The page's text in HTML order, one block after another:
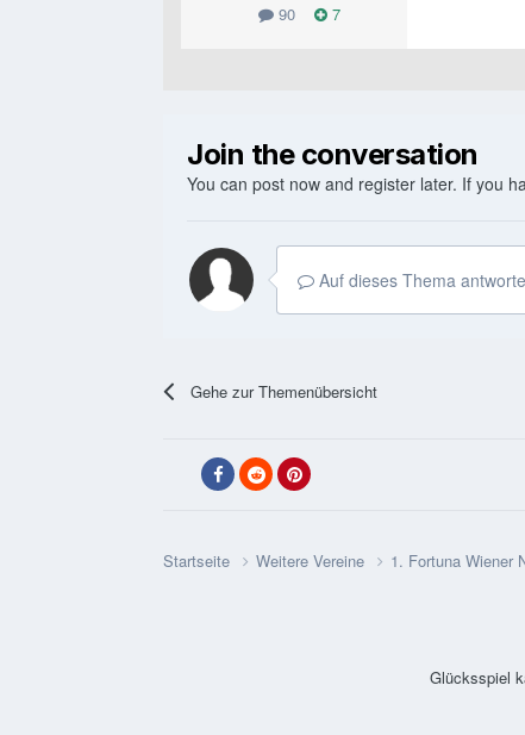
90 7
Join the conversation
You can post now and register later. If you
Auf dieses Thema
Gehe zur Themenübersicht
Startseite Weitere Vereine 1. Fortuna Wiener
Glücksspiel